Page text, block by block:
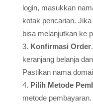
login, masukkan
kotak pencarian.
bisa melanjutkan ke
Konfirmasi Order
keranjang belanja
Pastikan nama
Pilih Metode
metode pembayaran.